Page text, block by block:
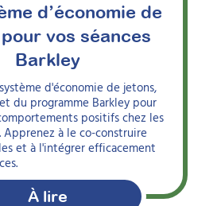
d’économie de
vos séances
Barkley
d'économie de jetons,
du programme Barkley pour
positifs chez les
Apprenez à le co-construire
et à l'intégrer efficacement
À lire